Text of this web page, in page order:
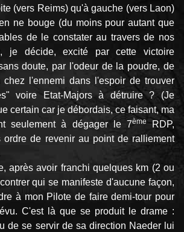
(vers Reims) qu'à gauche (vers Laon)
ne bouge (du moins pour autant que
de le constater au travers de nos
je décide, excité par cette victoire
doute, par l'odeur de la poudre, de
chez l'ennemi dans l'espoir de trouver
voire Etat-Majors à détruire ? (Je
certain car je débordais, ce faisant, ma
seulement à dégager le 7ème RDP,
ordre de revenir au point de ralliement
après avoir franchi quelques km (2 ou
qui se manifeste d'aucune façon,
à mon Pilote de faire demi-tour pour
C'est là que se produit le drame :
de se servir de sa direction Naeder lui